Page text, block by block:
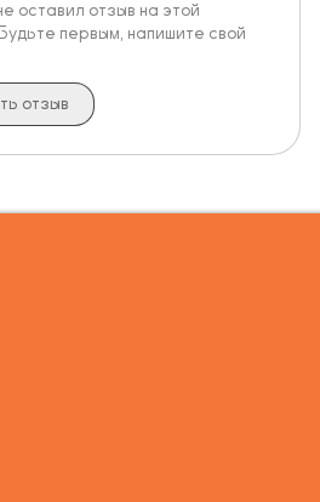
оставил отзыв на этой
первым, напишите свой
отзыв